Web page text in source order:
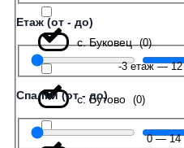
с. Буковец (0)
с. Бутово (0)
Етаж (от - до)
-3етаж—
Спални (от - до)
0—14